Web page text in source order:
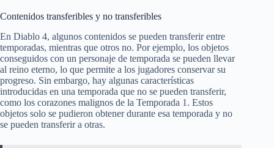
Contenidos transferibles y no transferibles
En Diablo 4, algunos contenidos se pueden transferir entre
temporadas, mientras que otros no. Por ejemplo, los objetos
conseguidos con un personaje de temporada se pueden llevar
al reino eterno, lo que permite a los jugadores conservar su
progreso. Sin embargo, hay algunas características
introducidas en una temporada que no se pueden transferir,
como los corazones malignos de la Temporada 1. Estos
objetos solo se pudieron obtener durante esa temporada y no
se pueden transferir a otras.